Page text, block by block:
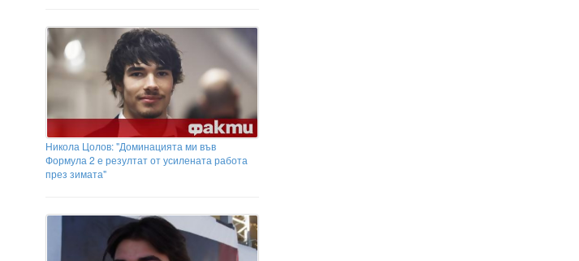
Никола Цолов: "Доминацията ми във
Формула 2 е резултат от усилената работа
през зимата"